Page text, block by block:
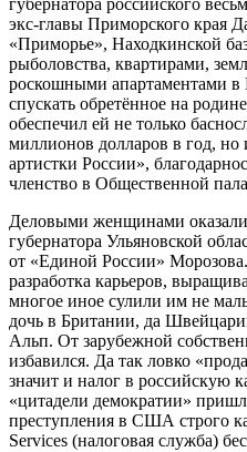
экс-главы Приморского края
«Приморье», Находкинской
рыболовства, квартирами,
роскошными апартаментами
спускать обретённое на
обеспечил ей не только
миллионов долларов в год, но
артистки России»,
членство в Общественной
Деловыми женщинами
губернатора Ульяновской
от «Единой России»
разработка карьеров,
многое иное сулили им не
дочь в Британии, да
Альп. От зарубежной
избавился. Да так ловко
значит и налог в российскую
«цитадели демократии»
преступления в США строго
Services (налоговая служба)